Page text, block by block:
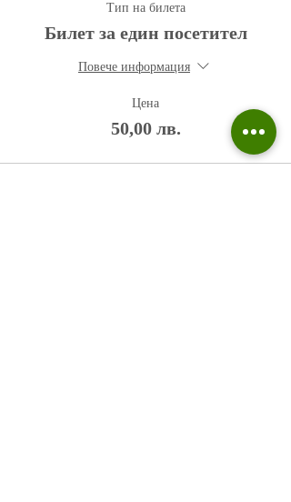
Тип на билета
Билет за един посетител
Повече информация
Цена
50,00 лв.